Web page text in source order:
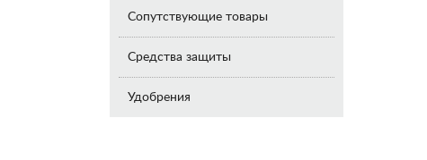
Сопутствующие товары
Средства защиты
Удобрения